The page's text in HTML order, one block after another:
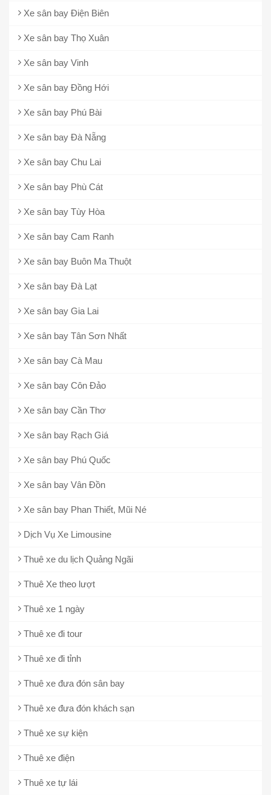
Xe sân bay Điện Biên
Xe sân bay Thọ Xuân
Xe sân bay Vinh
Xe sân bay Đồng Hới
Xe sân bay Phú Bài
Xe sân bay Đà Nẵng
Xe sân bay Chu Lai
Xe sân bay Phù Cát
Xe sân bay Tùy Hòa
Xe sân bay Cam Ranh
Xe sân bay Buôn Ma Thuột
Xe sân bay Đà Lạt
Xe sân bay Gia Lai
Xe sân bay Tân Sơn Nhất
Xe sân bay Cà Mau
Xe sân bay Côn Đảo
Xe sân bay Cần Thơ
Xe sân bay Rạch Giá
Xe sân bay Phú Quốc
Xe sân bay Vân Đồn
Xe sân bay Phan Thiết, Mũi Né
Dịch Vụ Xe Limousine
Thuê xe du lịch Quảng Ngãi
Thuê Xe theo lượt
Thuê xe 1 ngày
Thuê xe đi tour
Thuê xe đi tỉnh
Thuê xe đưa đón sân bay
Thuê xe đưa đón khách sạn
Thuê xe sự kiện
Thuê xe điện
Thuê xe tự lái